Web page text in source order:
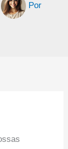
Por